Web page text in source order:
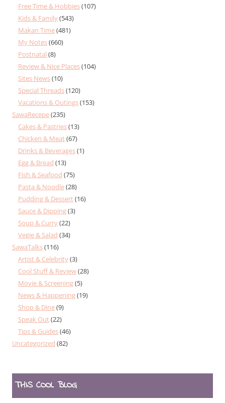
Free Time & Hobbies(107)
Kids & Family(543)
Makan Time(481)
My Notes(660)
Postnatal (8)
Review & Nice Places(104)
Sites News(10)
Special Threads(120)
Vacations & Outings(153)
SawaRecepe(235)
Cakes & Pastries(13)
Chicken & Meat(67)
Drinks & Beverages(1)
Egg & Bread (13)
Fish & Seafood (75)
Pasta & Noodle(28)
Pudding & Dessert(16)
Sauce & Dipping(3)
Soup & Curry(22)
Vegie & Salad (34)
SawaTalks(116)
Artist & Celebrity(3)
Cool Stuff & Review(28)
Movie & Screening(5)
News & Happening(19)
Shop & Dine(9)
Speak Out(22)
Tips & Guides(46)
Uncategorized (82)
THIS COOL BLOG